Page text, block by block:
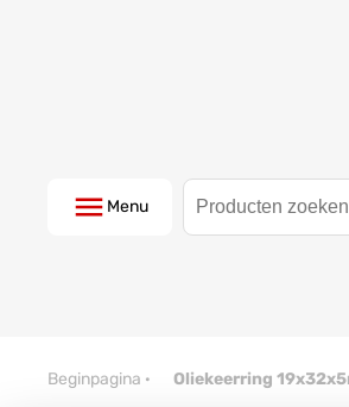
Menu
Beginpagina · Oliekeerring